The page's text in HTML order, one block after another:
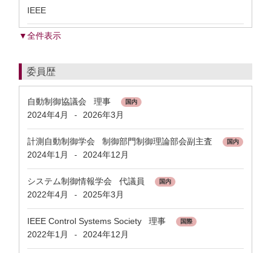
IEEE
▼全件表示
委員歴
自動制御協議会 理事 国内
2024年4月 - 2026年3月
計測自動制御学会 制御部門制御理論部会副主査 国内
2024年1月 - 2024年12月
システム制御情報学会 代議員 国内
2022年4月 - 2025年3月
IEEE Control Systems Society 理事 国際
2022年1月 - 2024年12月